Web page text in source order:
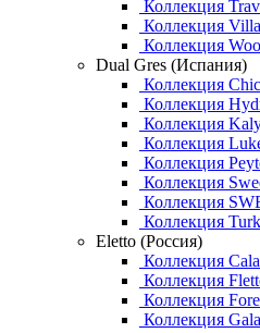
Коллекция
Коллекция
Коллекция
Dual Gres (Испания)
Коллекция Chic
Коллекция
Коллекция
Коллекция
Коллекция
Коллекция
Коллекция
Коллекция
Eletto (Россия)
Коллекция
Коллекция
Коллекция
Коллекция Gala